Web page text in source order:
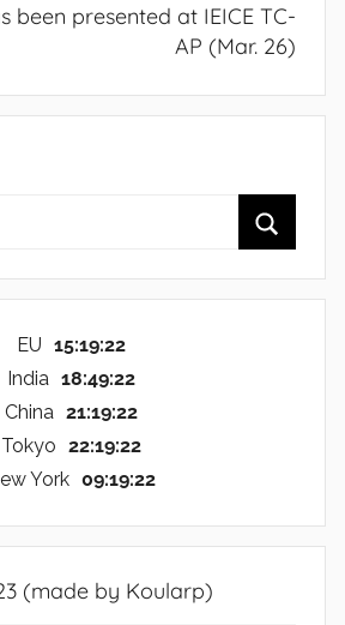
been presented at IEICE TC-
AP (Mar. 26)
EU 15:19:22
India 18:49:22
China 21:19:22
Tokyo 22:19:22
York 09:19:22
(made by Koularp)